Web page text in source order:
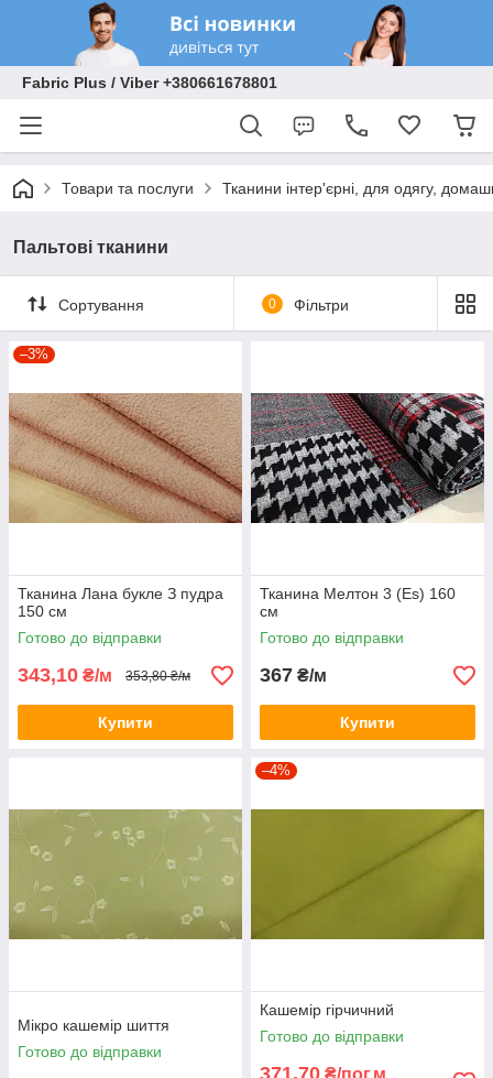
Fabric Plus / Viber +380661678801
Товари та послуги Тканини інтер'єрні, для одягу,
Пальтові тканини
Сортування 0 Фільтри
–3%
Тканина Лана букле З пудра
150 см
Готово до відправки
343,10 ₴/м 353,80 ₴/м
Купити
Тканина Мелтон 3 (Es) 160
см
Готово до відправки
367 ₴/м
Купити
Мікро кашемір шиття
Готово до відправки
–4%
Кашемір гірчичний
Готово до відправки
371,70 ₴/пог.м